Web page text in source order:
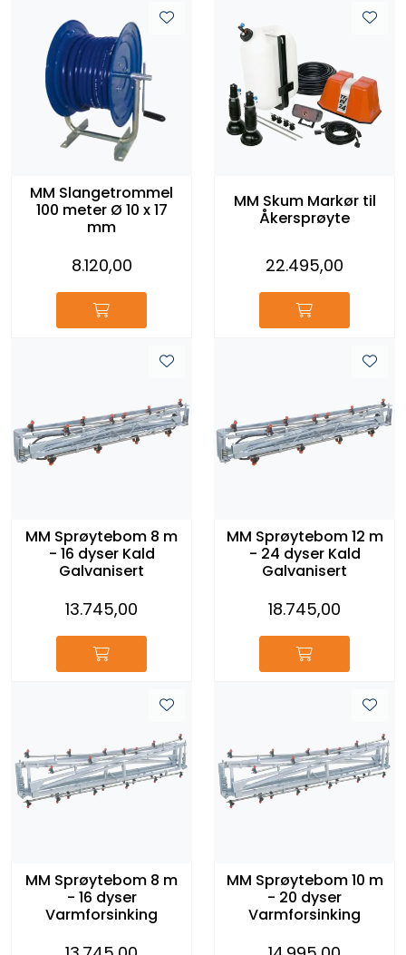
MM Slangetrommel
100 meter Ø 10 x 17
mm
8.120,00
MM Skum Markør til
Åkersprøyte
22.495,00
MM Sprøytebom 8 m
- 16 dyser Kald
Galvanisert
13.745,00
MM Sprøytebom 12 m
- 24 dyser Kald
Galvanisert
18.745,00
MM Sprøytebom 8 m
- 16 dyser
Varmforsinking
MM Sprøytebom 10 m
- 20 dyser
Varmforsinking